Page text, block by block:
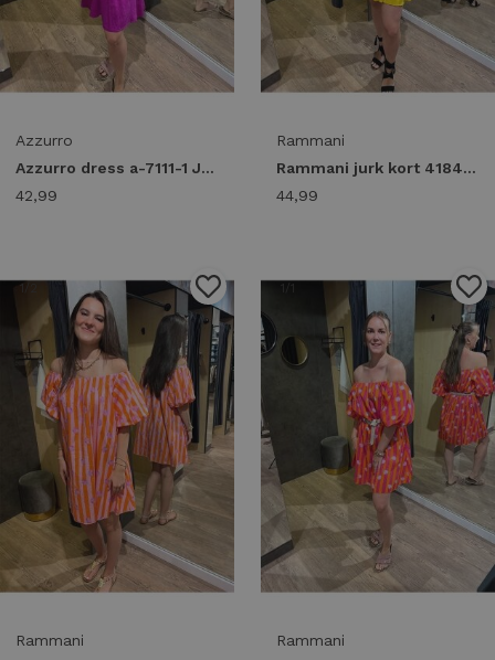
Azzurro
Azzurro dress a-7111-1 Jurken magenta
42,99
Rammani
Rammani jurk kort 41841 Jurk yellow
44,99
Rammani
Rammani